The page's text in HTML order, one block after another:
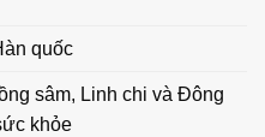
quốc
sâm, Linh chi và Đông
khỏe